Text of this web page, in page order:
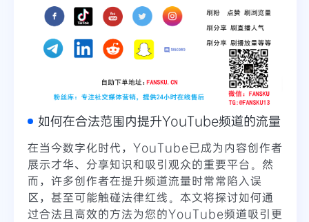
如何在合法范围内提升YouTube频道的流量
在当今数字化时代，YouTube已成为内容创作者
展示才华、分享知识和吸引观众的重要平台。然
而，许多创作者在提升频道流量时常常陷入误
区，甚至可能触碰法律红线。本文将探讨如何通
过合法且高效的方法为您的YouTube频道吸引更